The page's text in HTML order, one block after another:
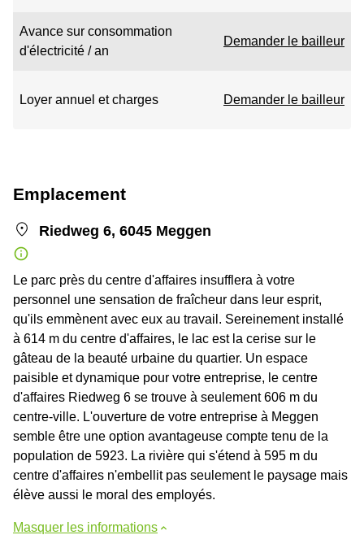
Avance sur consommation
d'électricité / an
Demander le bailleur
Loyer annuel et charges Demander le bailleur
Emplacement
Riedweg 6, 6045 Meggen
Le parc près du centre d'affaires insufflera à votre
personnel une sensation de fraîcheur dans leur esprit,
qu'ils emmènent avec eux au travail. Sereinement installé
à 614 m du centre d'affaires, le lac est la cerise sur le
gâteau de la beauté urbaine du quartier. Un espace
paisible et dynamique pour votre entreprise, le centre
d'affaires Riedweg 6 se trouve à seulement 606 m du
centre-ville. L'ouverture de votre entreprise à Meggen
semble être une option avantageuse compte tenu de la
population de 5923. La rivière qui s'étend à 595 m du
centre d'affaires n'embellit pas seulement le paysage mais
élève aussi le moral des employés.
Masquer les informations